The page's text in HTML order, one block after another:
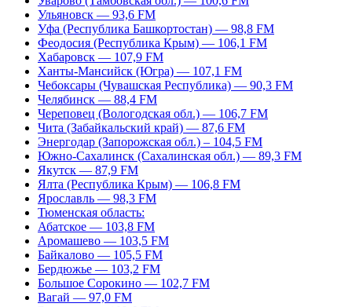
Ульяновск — 93,6 FM
Уфа (Республика Башкортостан) — 98,8 FM
Феодосия (Республика Крым) — 106,1 FM
Хабаровск — 107,9 FM
Ханты-Мансийск (Югра) — 107,1 FM
Чебоксары (Чувашская Республика) — 90,3 FM
Челябинск — 88,4 FM
Череповец (Вологодская обл.) — 106,7 FM
Чита (Забайкальский край) — 87,6 FM
Энергодар (Запорожская обл.) – 104,5 FM
Южно-Сахалинск (Сахалинская обл.) — 89,3 FM
Якутск — 87,9 FM
Ялта (Республика Крым) — 106,8 FM
Ярославль — 98,3 FM
Тюменская область:
Абатское — 103,8 FM
Аромашево — 103,5 FM
Байкалово — 105,5 FM
Бердюжье — 103,2 FM
Большое Сорокино — 102,7 FM
Вагай — 97,0 FM